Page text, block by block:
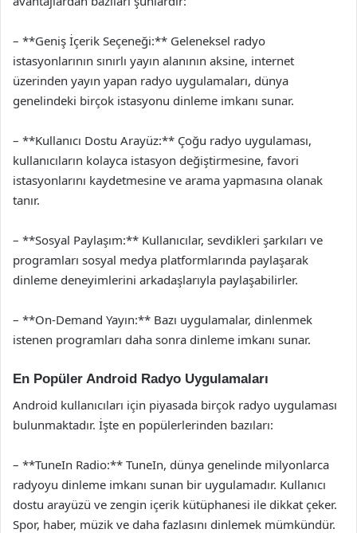
– **Geniş İçerik Seçeneği:** Geleneksel radyo
istasyonlarının sınırlı yayın alanının aksine, internet
üzerinden yayın yapan radyo uygulamaları, dünya
genelindeki birçok istasyonu dinleme imkanı sunar.
– **Kullanıcı Dostu Arayüz:** Çoğu radyo uygulaması,
kullanıcıların kolayca istasyon değiştirmesine, favori
istasyonlarını kaydetmesine ve arama yapmasına olanak
tanır.
– **Sosyal Paylaşım:** Kullanıcılar, sevdikleri şarkıları ve
programları sosyal medya platformlarında paylaşarak
dinleme deneyimlerini arkadaşlarıyla paylaşabilirler.
– **On-Demand Yayın:** Bazı uygulamalar, dinlenmek
istenen programları daha sonra dinleme imkanı sunar.
En Popüler Android Radyo Uygulamaları
Android kullanıcıları için piyasada birçok radyo uygulaması
bulunmaktadır. İşte en popülerlerinden bazıları:
– **TuneIn Radio:** TuneIn, dünya genelinde milyonlarca
radyoyu dinleme imkanı sunan bir uygulamadır. Kullanıcı
dostu arayüzü ve zengin içerik kütüphanesi ile dikkat çeker.
Spor, haber, müzik ve daha fazlasını dinlemek mümkündür.